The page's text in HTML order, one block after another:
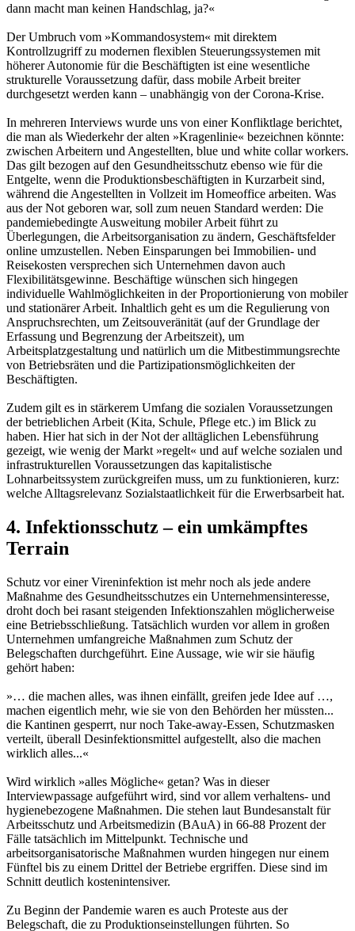
dann macht man keinen Handschlag, ja?«
Der Umbruch vom »Kommandosystem« mit direktem
Kontrollzugriff zu modernen flexiblen Steuerungssystemen mit
höherer Autonomie für die Beschäftigten ist eine wesentliche
strukturelle Voraussetzung dafür, dass mobile Arbeit breiter
durchgesetzt werden kann – unabhängig von der Corona-Krise.
In mehreren Interviews wurde uns von einer Konfliktlage berichtet,
die man als Wiederkehr der alten »Kragenlinie« bezeichnen könnte:
zwischen Arbeitern und Angestellten, blue und white collar workers.
Das gilt bezogen auf den Gesundheitsschutz ebenso wie für die
Entgelte, wenn die Produktionsbeschäftigten in Kurzarbeit sind,
während die Angestellten in Vollzeit im Homeoffice arbeiten. Was
aus der Not geboren war, soll zum neuen Standard werden: Die
pandemiebedingte Ausweitung mobiler Arbeit führt zu
Überlegungen, die Arbeitsorganisation zu ändern, Geschäftsfelder
online umzustellen. Neben Einsparungen bei Immobilien- und
Reisekosten versprechen sich Unternehmen davon auch
Flexibilitätsgewinne. Beschäftige wünschen sich hingegen
individuelle Wahlmöglichkeiten in der Proportionierung von mobiler
und stationärer Arbeit. Inhaltlich geht es um die Regulierung von
Anspruchsrechten, um Zeitsouveränität (auf der Grundlage der
Erfassung und Begrenzung der Arbeitszeit), um
Arbeitsplatzgestaltung und natürlich um die Mitbestimmungsrechte
von Betriebsräten und die Partizipationsmöglichkeiten der
Beschäftigten.
Zudem gilt es in stärkerem Umfang die sozialen Voraussetzungen
der betrieblichen Arbeit (Kita, Schule, Pflege etc.) im Blick zu
haben. Hier hat sich in der Not der alltäglichen Lebensführung
gezeigt, wie wenig der Markt »regelt« und auf welche sozialen und
infrastrukturellen Voraussetzungen das kapitalistische
Lohnarbeitssystem zurückgreifen muss, um zu funktionieren, kurz:
welche Alltagsrelevanz Sozialstaatlichkeit für die Erwerbsarbeit hat.
4. Infektionsschutz – ein umkämpftes
Terrain
Schutz vor einer Vireninfektion ist mehr noch als jede andere
Maßnahme des Gesundheitsschutzes ein Unternehmensinteresse,
droht doch bei rasant steigenden Infektionszahlen möglicherweise
eine Betriebsschließung. Tatsächlich wurden vor allem in großen
Unternehmen umfangreiche Maßnahmen zum Schutz der
Belegschaften durchgeführt. Eine Aussage, wie wir sie häufig
gehört haben:
»… die machen alles, was ihnen einfällt, greifen jede Idee auf …,
machen eigentlich mehr, wie sie von den Behörden her müssten...
die Kantinen gesperrt, nur noch Take-away-Essen, Schutzmasken
verteilt, überall Desinfektionsmittel aufgestellt, also die machen
wirklich alles...«
Wird wirklich »alles Mögliche« getan? Was in dieser
Interviewpassage aufgeführt wird, sind vor allem verhaltens- und
hygienebezogene Maßnahmen. Die stehen laut Bundesanstalt für
Arbeitsschutz und Arbeitsmedizin (BAuA) in 66-88 Prozent der
Fälle tatsächlich im Mittelpunkt. Technische und
arbeitsorganisatorische Maßnahmen wurden hingegen nur einem
Fünftel bis zu einem Drittel der Betriebe ergriffen. Diese sind im
Schnitt deutlich kostenintensiver.
Zu Beginn der Pandemie waren es auch Proteste aus der
Belegschaft, die zu Produktionseinstellungen führten. So